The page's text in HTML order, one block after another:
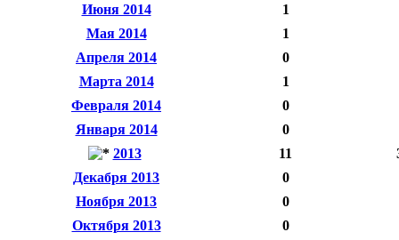
Июня 2014
1
Мая 2014
1
Апреля 2014
0
Марта 2014
1
Февраля 2014
0
Января 2014
0
2013
11
Декабря 2013
0
Ноября 2013
0
Октября 2013
0